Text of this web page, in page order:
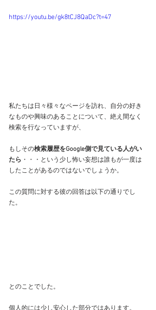
https://youtu.be/gk8tCJ8QaDc?t=47
私たちは日々様々なページを訪れ、自分の好き
なものや興味のあることについて、絶え間なく
検索を行なっていますが、
もしその検索履歴をGoogle側で見ている人がい
たら ・・・という少し怖い妄想は誰もが一度は
したことがあるのではないでしょうか。
この質問に対する彼の回答は以下の通りでし
た。
とのことでした。
個人的には少し安心した部分ではあります。